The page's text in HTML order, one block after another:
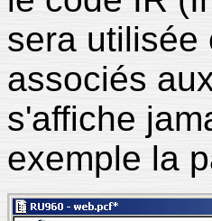
sera utilisée
associés
s'affiche
exemple la